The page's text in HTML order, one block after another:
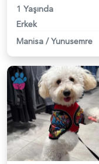
1 Yaşında
Erkek
Manisa / Yunusemre